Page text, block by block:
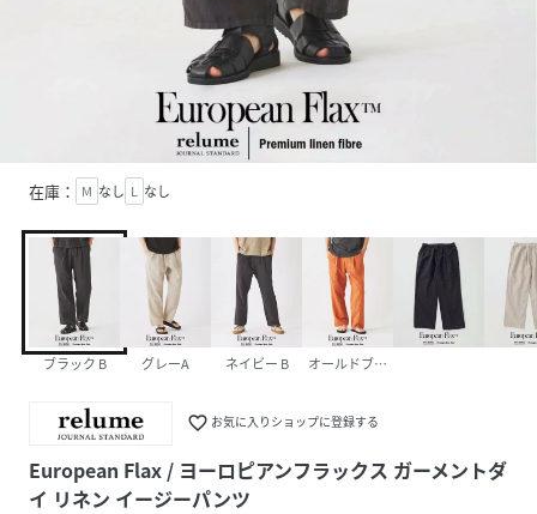
在庫： M なし L なし
ブラック B グレーA ネイビー B オールドブラウン
favorite_border お気に入りショップに登録する
European Flax / ヨーロピアンフラックス ガーメントダ
イ リネン イージーパンツ